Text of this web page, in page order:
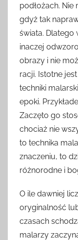
podłożach. Nie
gdyż tak
świata. Dlatego
inaczej
obrazy i nie
racji. Istotne
techniki
epoki.
Zaczęto go
chociaż nie
to technika
znaczeniu, to
różnorodne i
O ile dawniej
oryginalność
czasach
malarzy